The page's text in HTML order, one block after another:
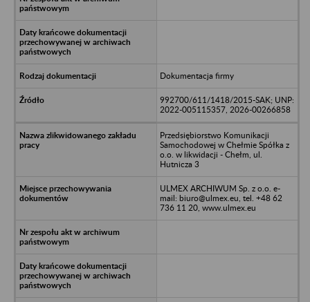
Dokumentacja firmy
992700/611/1418/2015-SAK; UNP:
2022-005115357, 2026-00266858
Przedsiębiorstwo Komunikacji
Samochodowej w Chełmie Spółka z
o.o. w likwidacji - Chełm, ul.
Hutnicza 3
ULMEX ARCHIWUM Sp. z o.o. e-
mail: biuro@ulmex.eu, tel. +48 62
736 11 20, www.ulmex.eu